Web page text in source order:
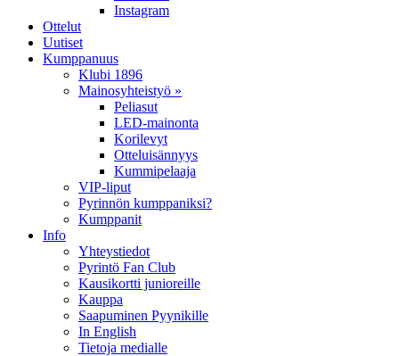
Instagram
Ottelut
Uutiset
Kumppanuus
Klubi 1896
Mainosyhteistyö »
Peliasut
LED-mainonta
Korilevyt
Otteluisännyys
Kummipelaaja
VIP-liput
Pyrinnön kumppaniksi?
Kumppanit
Info
Yhteystiedot
Pyrintö Fan Club
Kausikortti junioreille
Kauppa
Saapuminen Pyynikille
In English
Tietoja medialle